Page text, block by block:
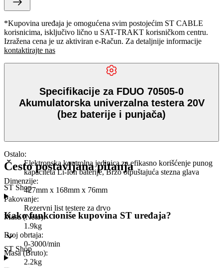
*Kupovina uređaja je omogućena svim postojećim ST CABLE
korisnicima, isključivo lično u SAT-TRAKT korisničkom centru.
Izražena cena je uz aktiviran e-Račun. Za detaljnije informacije
kontaktirajte nas
Specifikacije za FDUO 70505-0
Akumulatorska univerzalna testera 20V
(bez baterije i punjača)
Ostalo:
Elektronska kontrolna jedinica za efikasno korišćenje punog
kapaciteta Li-Ion baterije, Brzo otpuštajuća stezna glava
Dimenzije:
427mm x 168mm x 76mm
Pakovanje:
Rezervni list testere za drvo
Masa (Neto):
1.9kg
Broj obrtaja:
0-3000/min
Masa (Bruto):
2.2kg
Često postavljana pitanja
ST Shop
Kako funkcioniše kupovina ST uređaja?
ST Shop